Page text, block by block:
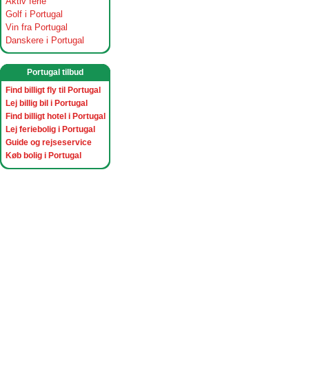
Golf i Portugal
Vin fra Portugal
Danskere i Portugal
Portugal tilbud
Find billigt fly til Portugal
Lej billig bil i Portugal
Find billigt hotel i Portugal
Lej feriebolig i Portugal
Guide og rejseservice
Køb bolig i Portugal